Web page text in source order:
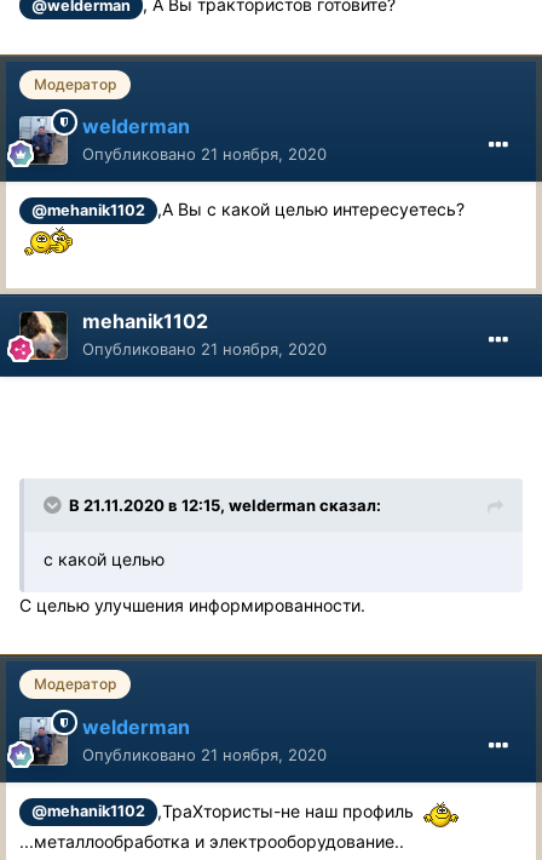
@welderman
Модератор
welderman
Опубликовано 21 ноября, 2020
@mehanik1102 ,А Вы с какой целью интересуетесь?
mehanik1102
Опубликовано 21 ноября, 2020
В 21.11.2020 в 12:15, welderman сказал:
с какой целью
С целью улучшения информированности.
Модератор
welderman
Опубликовано 21 ноября, 2020
@mehanik1102
,ТраХтористы-не наш профиль
...металлообработка и электрооборудование..